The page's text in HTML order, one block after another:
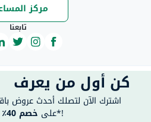
مركز
تابعنا
كن أول من يعرف
اشترك الآن لتصلك أحدث عروض
على خصم 40٪ على طلبك الأول مباشرةً*!